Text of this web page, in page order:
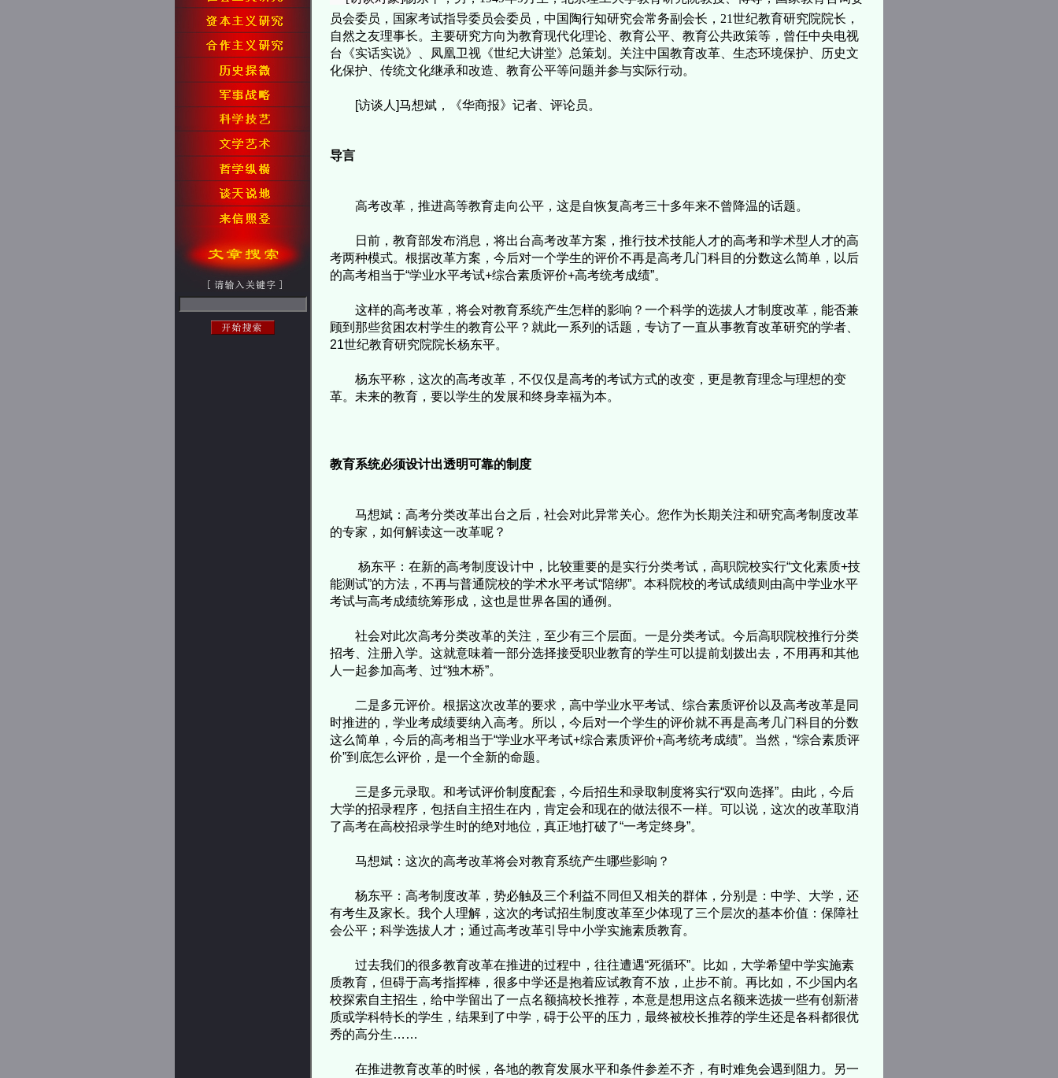
员会委员，国家考试指导委员会委员，中国陶行知研究会常务副会长，21世纪教育研究院院长，
自然之友理事长。主要研究方向为教育现代化理论、教育公平、教育公共政策等，曾任中央电视
台《实话实说》、凤凰卫视《世纪大讲堂》总策划。关注中国教育改革、生态环境保护、历史文
化保护、传统文化继承和改造、教育公平等问题并参与实际行动。
[访谈人]马想斌，《华商报》记者、评论员。
导言
高考改革，推进高等教育走向公平，这是自恢复高考三十多年来不曾降温的话题。
日前，教育部发布消息，将出台高考改革方案，推行技术技能人才的高考和学术型人才的高
考两种模式。根据改革方案，今后对一个学生的评价不再是高考几门科目的分数这么简单，以后
的高考相当于“学业水平考试+综合素质评价+高考统考成绩”。
这样的高考改革，将会对教育系统产生怎样的影响？一个科学的选拔人才制度改革，能否兼
顾到那些贫困农村学生的教育公平？就此一系列的话题，专访了一直从事教育改革研究的学者、
21世纪教育研究院院长杨东平。
杨东平称，这次的高考改革，不仅仅是高考的考试方式的改变，更是教育理念与理想的变
革。未来的教育，要以学生的发展和终身幸福为本。
教育系统必须设计出透明可靠的制度
马想斌：高考分类改革出台之后，社会对此异常关心。您作为长期关注和研究高考制度改革
的专家，如何解读这一改革呢？
杨东平：在新的高考制度设计中，比较重要的是实行分类考试，高职院校实行“文化素质+技
能测试”的方法，不再与普通院校的学术水平考试“陪绑”。本科院校的考试成绩则由高中学业水平
考试与高考成绩统筹形成，这也是世界各国的通例。
社会对此次高考分类改革的关注，至少有三个层面。一是分类考试。今后高职院校推行分类
招考、注册入学。这就意味着一部分选择接受职业教育的学生可以提前划拨出去，不用再和其他
人一起参加高考、过“独木桥”。
二是多元评价。根据这次改革的要求，高中学业水平考试、综合素质评价以及高考改革是同
时推进的，学业考成绩要纳入高考。所以，今后对一个学生的评价就不再是高考几门科目的分数
这么简单，今后的高考相当于“学业水平考试+综合素质评价+高考统考成绩”。当然，“综合素质评
价”到底怎么评价，是一个全新的命题。
三是多元录取。和考试评价制度配套，今后招生和录取制度将实行“双向选择”。由此，今后
大学的招录程序，包括自主招生在内，肯定会和现在的做法很不一样。可以说，这次的改革取消
了高考在高校招录学生时的绝对地位，真正地打破了“一考定终身”。
马想斌：这次的高考改革将会对教育系统产生哪些影响？
杨东平：高考制度改革，势必触及三个利益不同但又相关的群体，分别是：中学、大学，还
有考生及家长。我个人理解，这次的考试招生制度改革至少体现了三个层次的基本价值：保障社
会公平；科学选拔人才；通过高考改革引导中小学实施素质教育。
过去我们的很多教育改革在推进的过程中，往往遭遇“死循环”。比如，大学希望中学实施素
质教育，但碍于高考指挥棒，很多中学还是抱着应试教育不放，止步不前。再比如，不少国内名
校探索自主招生，给中学留出了一点名额搞校长推荐，本意是想用这点名额来选拔一些有创新潜
质或学科特长的学生，结果到了中学，碍于公平的压力，最终被校长推荐的学生还是各科都很优
秀的高分生……
在推进教育改革的时候，各地的教育发展水平和条件参差不齐，有时难免会遇到阻力。另一